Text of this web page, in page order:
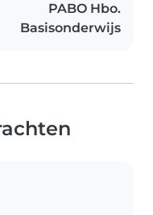
PABO Hbo.
Basisonderwijs